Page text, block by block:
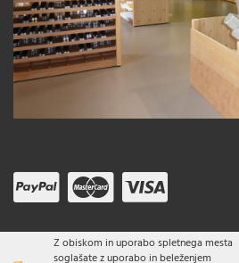
Z obiskom in uporabo spletnega mesta
soglašate z uporabo in beleženjem